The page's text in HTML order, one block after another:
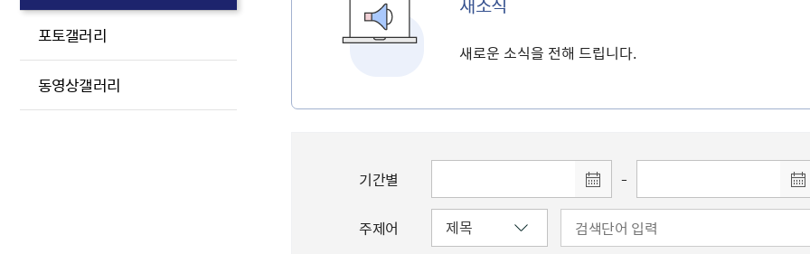
포토갤러리
동영상갤러리
새로운 소식을 전해 드립니다.
기간별 -
주제어